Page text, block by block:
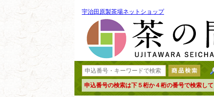
宇治田原製茶場ネットショップ
申込番号の検索は下５桁か４桁の番号で検索して